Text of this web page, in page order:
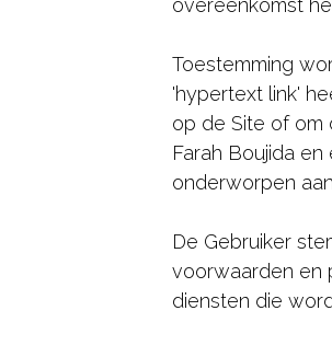
Toestemming
'hypertext link'
op de Site of om
Farah Boujida
onderworpen
De Gebruiker
voorwaarden en
diensten die